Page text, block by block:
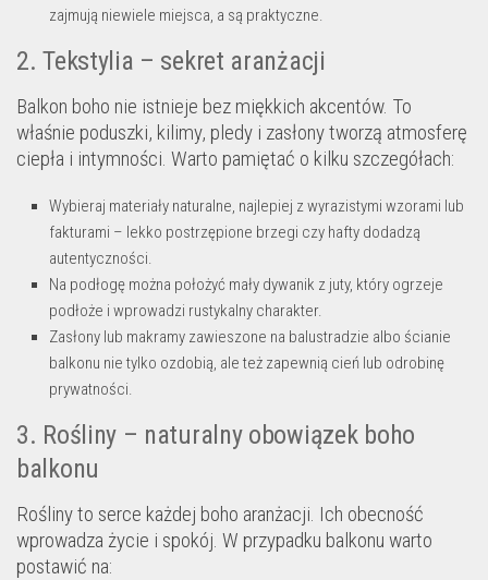
zajmują niewiele miejsca, a są praktyczne.
2. Tekstylia – sekret aranżacji
Balkon boho nie istnieje bez miękkich akcentów. To
właśnie poduszki, kilimy, pledy i zasłony tworzą atmosferę
ciepła i intymności. Warto pamiętać o kilku szczegółach:
Wybieraj materiały naturalne, najlepiej z wyrazistymi wzorami lub
fakturami – lekko postrzępione brzegi czy hafty dodadzą
autentyczności.
Na podłogę można położyć mały dywanik z juty, który ogrzeje
podłoże i wprowadzi rustykalny charakter.
Zasłony lub makramy zawieszone na balustradzie albo ścianie
balkonu nie tylko ozdobią, ale też zapewnią cień lub odrobinę
prywatności.
3. Rośliny – naturalny obowiązek boho
balkonu
Rośliny to serce każdej boho aranżacji. Ich obecność
wprowadza życie i spokój. W przypadku balkonu warto
postawić na: